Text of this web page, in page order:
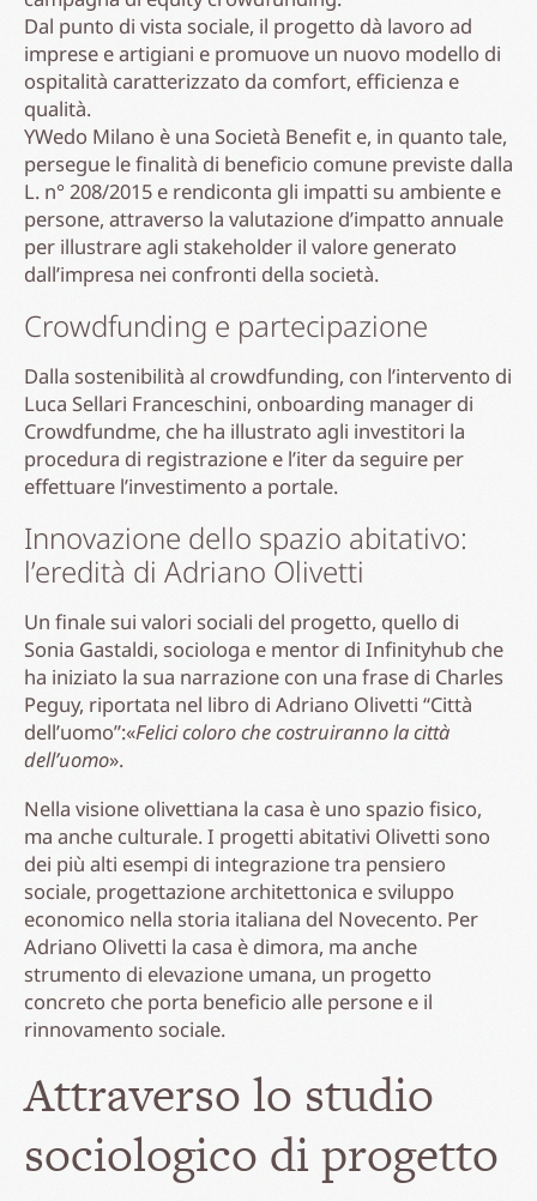
Dal punto di vista sociale, il progetto dà lavoro ad
imprese e artigiani e promuove un nuovo modello di
ospitalità caratterizzato da comfort, efficienza e
qualità.
YWedo Milano è una Società Benefit e, in quanto tale,
persegue le finalità di beneficio comune previste dalla
L. n° 208/2015 e rendiconta gli impatti su ambiente e
persone, attraverso la valutazione d’impatto annuale
per illustrare agli stakeholder il valore generato
dall’impresa nei confronti della società.
Crowdfunding e partecipazione
Dalla sostenibilità al crowdfunding, con l’intervento di
Luca Sellari Franceschini, onboarding manager di
Crowdfundme, che ha illustrato agli investitori la
procedura di registrazione e l’iter da seguire per
effettuare l’investimento a portale.
Innovazione dello spazio abitativo:
l’eredità di Adriano Olivetti
Un finale sui valori sociali del progetto, quello di
Sonia Gastaldi, sociologa e mentor di Infinityhub che
ha iniziato la sua narrazione con una frase di Charles
Peguy, riportata nel libro di Adriano Olivetti “Città
dell’uomo”:«Felici coloro che costruiranno la città
dell’uomo».
Nella visione olivettiana la casa è uno spazio fisico,
ma anche culturale. I progetti abitativi Olivetti sono
dei più alti esempi di integrazione tra pensiero
sociale, progettazione architettonica e sviluppo
economico nella storia italiana del Novecento. Per
Adriano Olivetti la casa è dimora, ma anche
strumento di elevazione umana, un progetto
concreto che porta beneficio alle persone e il
rinnovamento sociale.
Attraverso lo studio
sociologico di progetto